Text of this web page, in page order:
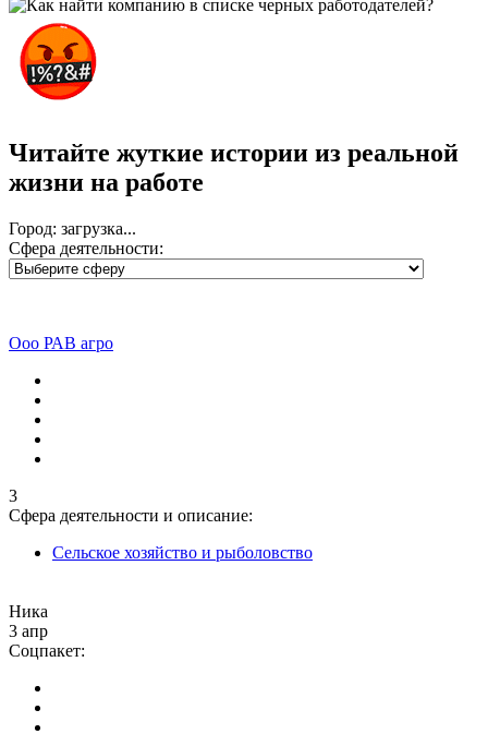
Читайте жуткие истории из реальной
жизни на работе
Город: загрузка...
Сфера деятельности:
Ооо РАВ агро
3
Сфера деятельности и описание:
Сельское хозяйство и рыболовство
Ника
3 апр
Соцпакет: